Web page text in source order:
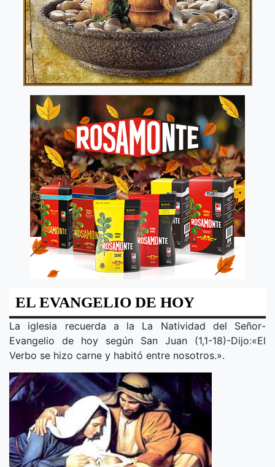
EL EVANGELIO DE HOY
La iglesia recuerda a la La Natividad del Señor-
Evangelio de hoy según San Juan (1,1-18)-Dijo:«El
Verbo se hizo carne y habitó entre nosotros.».